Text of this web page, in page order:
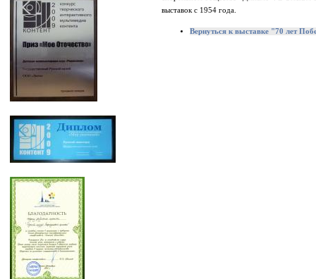
выставок с 1954 года.
Вернуться к выставке "70 лет